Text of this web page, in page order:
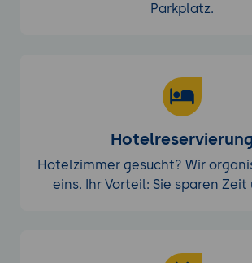
Parkplatz.
Hotelzimmer gesucht? Wir
eins. Ihr Vorteil: Sie sparen Zeit